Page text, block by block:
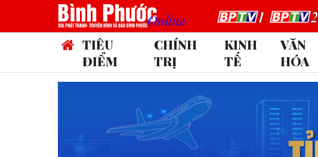
TIÊU
ĐIỂM
CHÍNH
TRỊ
KINH
TẾ
VĂN
HÓA